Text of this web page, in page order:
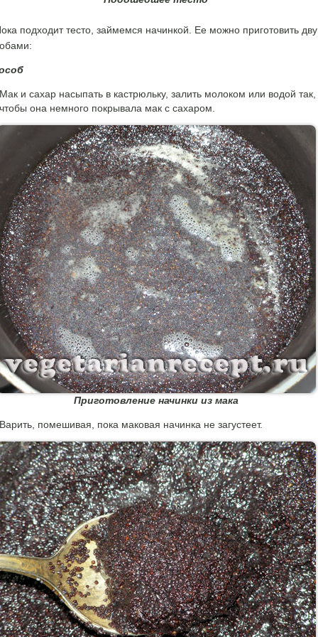
подходит тесто, займемся начинкой. Ее можно приготовить
Мак и сахар насыпать в кастрюльку, залить молоком или водой так,
чтобы она немного покрывала мак с сахаром.
Приготовление начинки из мака
Варить, помешивая, пока маковая начинка не загустеет.